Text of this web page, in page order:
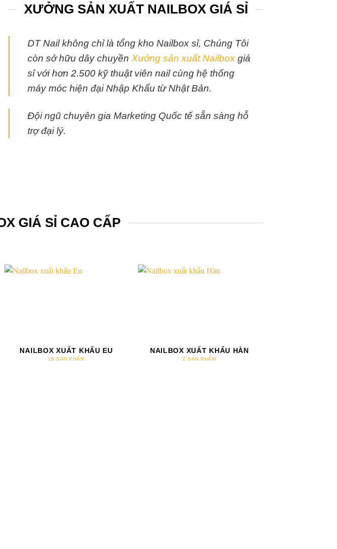
XƯỞNG SẢN XUẤT NAILBOX GIÁ SỈ
DT Nail không chỉ là tổng kho Nailbox sỉ, Chúng Tôi
còn sở hữu dây chuyền Xưởng sản xuất Nailbox giá
sỉ với hơn 2.500 kỹ thuật viên nail cùng hệ thống
máy móc hiện đại Nhập Khẩu từ Nhật Bản.
Đội ngũ chuyên gia Marketing Quốc tế sẵn sàng hỗ
trợ đại lý.
GIÁ SỈ CAO CẤP
NAILBOX XUẤT KHẨU EU
18 SẢN PHẨM
NAILBOX XUẤT KHẨU HÀN
2 SẢN PHẨM